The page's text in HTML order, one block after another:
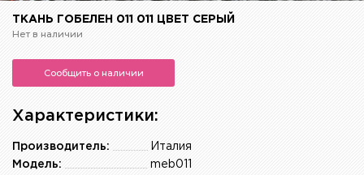
ТКАНЬ ГОБЕЛЕН 011 011 ЦВЕТ СЕРЫЙ
Нет в наличии
Сообщить о наличии
Характеристики:
Италия
Производитель:
meb011
Модель: